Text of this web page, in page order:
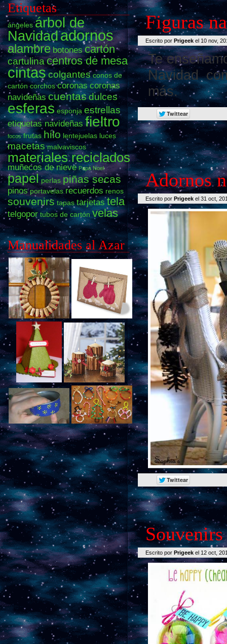
Figuras
Escrito por Prigeek el 10 nov,
Te
Navidad
más.
Adornos
Escrito por Prigeek el 31 oct,
Escrito por Prigeek el 12 oct,
Etiquetas
ángeles árbol de
Navidadadornos
alambre botones cartón
cartulinacentros de mesa
cintascolgantes conos de
cartón corchos coronas coronas
navideñas cuentasdulces
esferas esponja estrellas
etiquetas navideñas fieltro
focos frutas hilo lentejuelas luces
macetas malvaviscos
materiales reciclados
muñecos de nieve Papá Noel
papel perlas piñas secas
pinos portavelas recuerdos renos
souvenirs tapas tarjetas tela
telgopor tubos de cartón velas
Manualidades al Azar